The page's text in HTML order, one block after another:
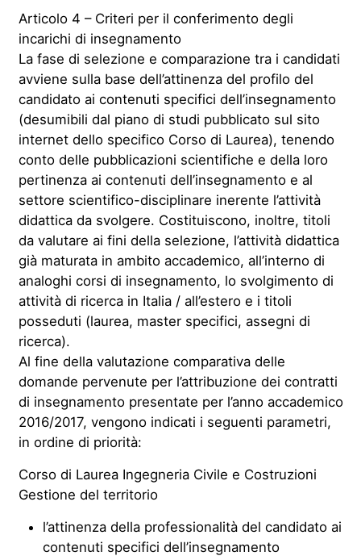
Articolo 4 – Criteri per il conferimento degli
incarichi di insegnamento
La fase di selezione e comparazione tra i candidati
avviene sulla base dell’attinenza del profilo del
candidato ai contenuti specifici dell’insegnamento
(desumibili dal piano di studi pubblicato sul sito
internet dello specifico Corso di Laurea), tenendo
conto delle pubblicazioni scientifiche e della loro
pertinenza ai contenuti dell’insegnamento e al
settore scientifico-disciplinare inerente l’attività
didattica da svolgere. Costituiscono, inoltre, titoli
da valutare ai fini della selezione, l’attività didattica
già maturata in ambito accademico, all’interno di
analoghi corsi di insegnamento, lo svolgimento di
attività di ricerca in Italia / all’estero e i titoli
posseduti (laurea, master specifici, assegni di
ricerca).
Al fine della valutazione comparativa delle
domande pervenute per l’attribuzione dei contratti
di insegnamento presentate per l’anno accademico
2016/2017, vengono indicati i seguenti parametri,
in ordine di priorità:
Corso di Laurea Ingegneria Civile e Costruzioni
Gestione del territorio
l’attinenza della professionalità del candidato ai
contenuti specifici dell’insegnamento